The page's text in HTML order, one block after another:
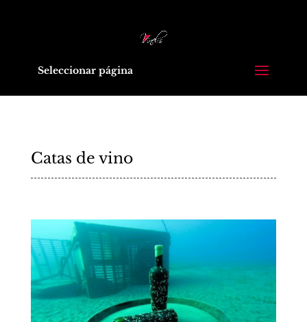
Seleccionar página
Catas de vino